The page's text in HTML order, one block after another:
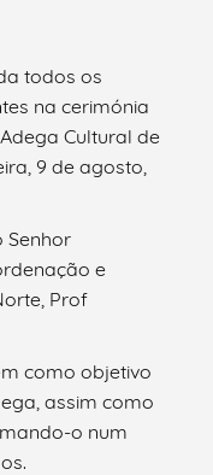
todos os
na cerimónia
Cultural de
9 de agosto,
Senhor
e
Prof
como objetivo
assim como
o num